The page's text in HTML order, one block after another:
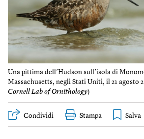
Una pittima dell’Hudson sull’isola di
Massachusetts, negli Stati Uniti, il 21 agosto
Cornell Lab of Ornithology)
Condividi Stampa